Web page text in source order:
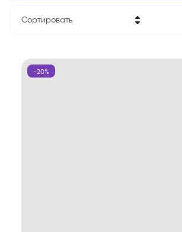
Сортировать
Цена - возрастание
-20%